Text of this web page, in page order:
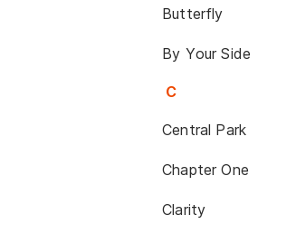
Butterfly
By Your Side
C
Central Park
Chapter One
Clarity